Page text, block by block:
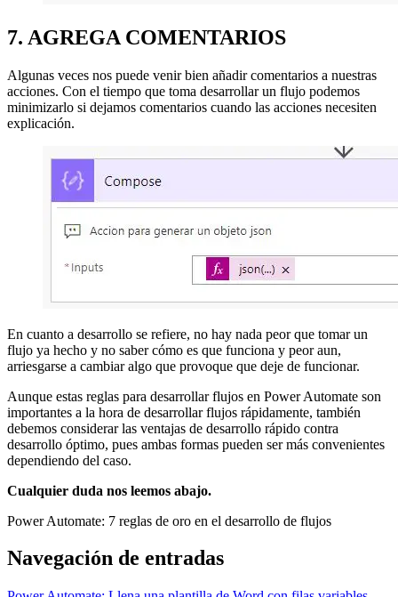
7. AGREGA COMENTARIOS
Algunas veces nos puede venir bien añadir comentarios a nuestras
acciones. Con el tiempo que toma desarrollar un flujo podemos
minimizarlo si dejamos comentarios cuando las acciones necesiten
explicación.
En cuanto a desarrollo se refiere, no hay nada peor que tomar un
flujo ya hecho y no saber cómo es que funciona y peor aun,
arriesgarse a cambiar algo que provoque que deje de funcionar.
Aunque estas reglas para desarrollar flujos en Power Automate son
importantes a la hora de desarrollar flujos rápidamente, también
debemos considerar las ventajas de desarrollo rápido contra
desarrollo óptimo, pues ambas formas pueden ser más convenientes
dependiendo del caso.
Cualquier duda nos leemos abajo.
Power Automate: 7 reglas de oro en el desarrollo de flujos
Navegación de entradas